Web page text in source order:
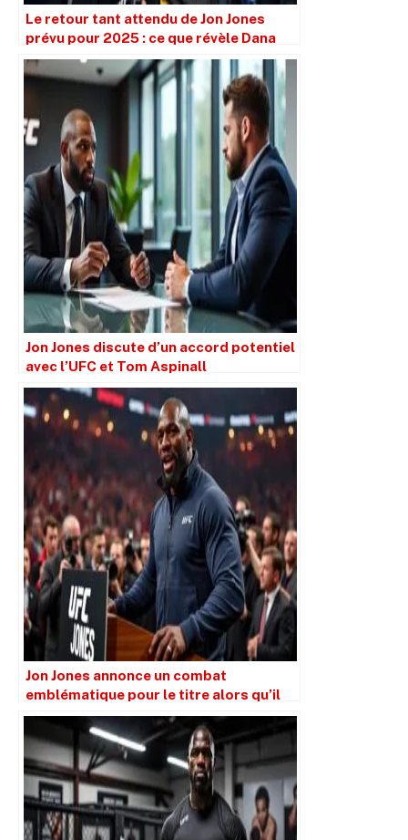
Le retour tant attendu de Jon Jones
prévu pour 2025 : ce que révèle Dana
White
Jon Jones discute d’un accord potentiel
avec l’UFC et Tom Aspinall
Jon Jones annonce un combat
emblématique pour le titre alors qu’il
prépare son retour dans l’UFC